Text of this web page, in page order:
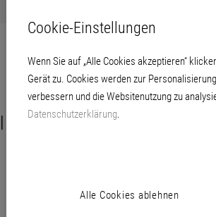
aus gehärtetem Polystyrol
zwischen
Cookie-Einstellungen
Wenn Sie auf „Alle Cookies akzeptieren“
Gerät zu. Cookies werden zur
verbessern und die Websitenutzung zu
Datenschutzerklärung.
Alle Cookies ablehnen